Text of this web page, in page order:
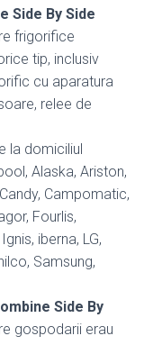
Side By Side
frigorifice
tip, inclusiv
cu aparatura
relee de
la domiciliul
Alaska, Ariston,
Campomatic,
Fourlis,
iberna, LG,
Samsung,
Side By
gospodarii erau